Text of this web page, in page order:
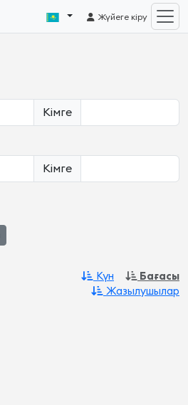
Жүйеге кіру
Кімге
Кімге
Күн
Бағасы
Жазылушылар